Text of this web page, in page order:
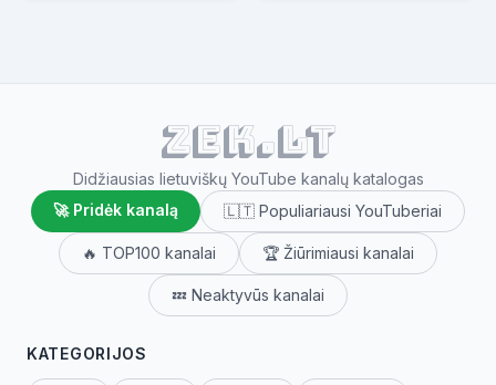
ZEK.lt
Didžiausias lietuviškų YouTube kanalų katalogas
🚀 Pridėk kanalą
🇱🇹 Populiariausi YouTuberiai
🔥 TOP100 kanalai 🏆 Žiūrimiausi kanalai
💤 Neaktyvūs kanalai
KATEGORIJOS